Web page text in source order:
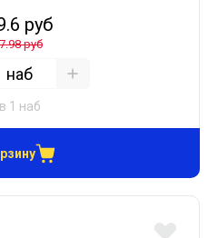
руб
руб
наб
1 наб